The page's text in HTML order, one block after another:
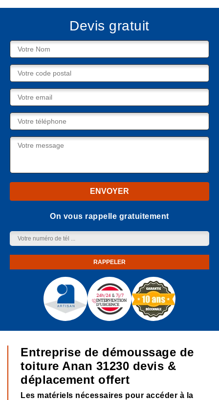
Devis gratuit
On vous rappelle gratuitement
Entreprise de démoussage de
toiture Anan 31230 devis &
déplacement offert
Les matériels nécessaires pour accéder à la